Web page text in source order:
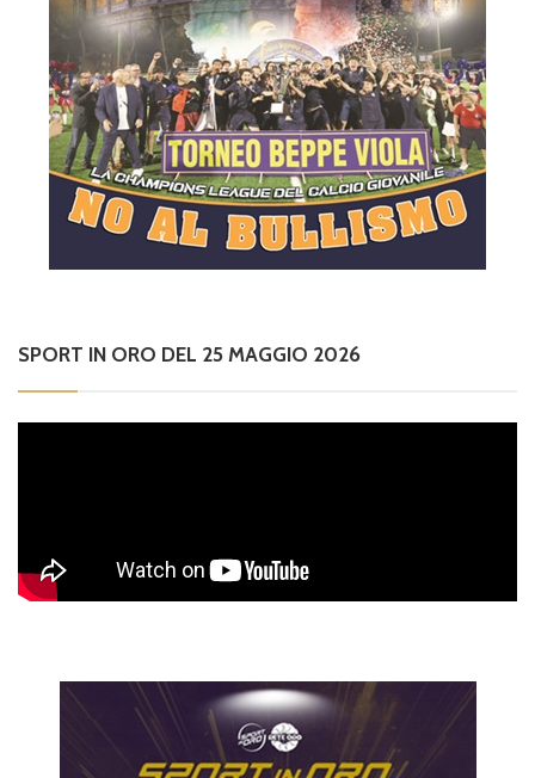
SPORT IN ORO DEL 25 MAGGIO 2026